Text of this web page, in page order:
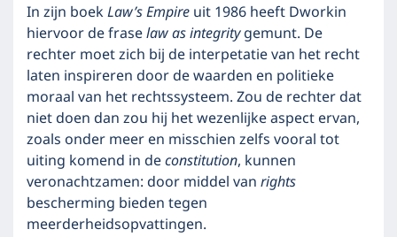
In zijn boekLaw’s Empireuit 1986 heeft Dworkin
hiervoor de fraselaw as integritygemunt. De
rechter moet zich bij de interpetatie van het recht
laten inspireren door de waarden en politieke
moraal van het rechtssysteem. Zou de rechter dat
niet doen dan zou hij het wezenlijke aspect ervan,
zoals onder meer en misschien zelfs vooral tot
uiting komend in deconstitution, kunnen
veronachtzamen: door middel vanrights
bescherming bieden tegen
meerderheidsopvattingen.